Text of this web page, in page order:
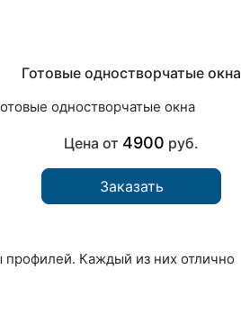
Готовые одностворчатые окна
Цена от 4900 руб.
Заказать
профилей. Каждый из них отлично